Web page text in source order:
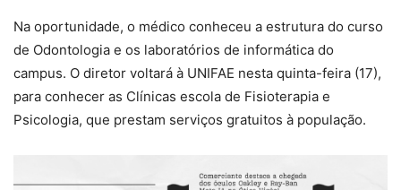
Na oportunidade, o médico conheceu a estrutura do curso
de Odontologia e os laboratórios de informática do
campus. O diretor voltará à UNIFAE nesta quinta-feira (17),
para conhecer as Clínicas escola de Fisioterapia e
Psicologia, que prestam serviços gratuitos à população.